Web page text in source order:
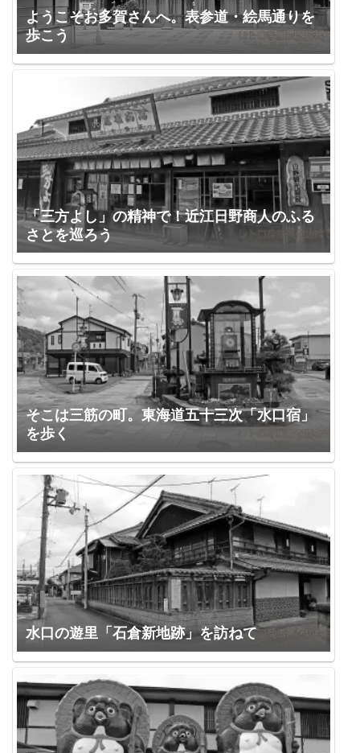
ようこそお多賀さんへ。表参道・絵馬通りを
歩こう
「三方よし」の精神で！近江日野商人のふる
さとを巡ろう
そこは三筋の町。東海道五十三次「水口宿」
を歩く
水口の遊里「石倉新地跡」を訪ねて